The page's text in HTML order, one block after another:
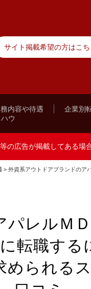
サイト掲載希望の方はこち
内容や待遇 企業別
ウ
の広告が掲載してある場
> 外資系アウトドアブランドのア
パレルＭ
転職する
められる